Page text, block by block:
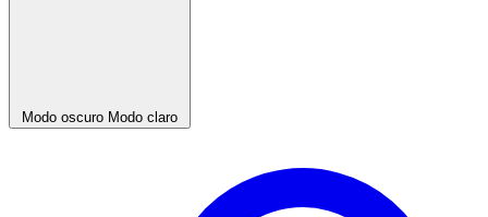
Modo oscuro Modo claro